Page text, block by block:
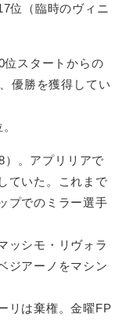
位（臨時のヴィニ
スタートからの
優勝を獲得してい
。アプリリアで
ていた。これまで
プでのミラー選手
ッシモ・リヴォラ
ジアーノをマシン
リは棄権。金曜FP